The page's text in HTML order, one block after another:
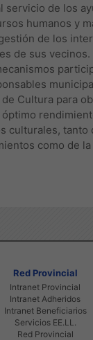
servicio de los
humanos y
de los
de sus vecinos.
Cultura para
culturales, tanto
como de
Red Provincial
Intranet Provincial
Intranet Adheridos
Intranet Beneficiarios
Servicios EE.LL.
Red Provincial